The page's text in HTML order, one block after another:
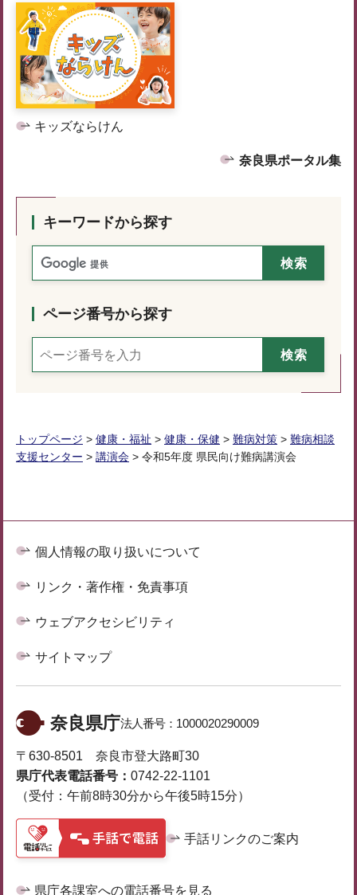
キッズならけん
奈良県ポータル集
キーワードから探す
ページ番号から探す
トップページ > 健康・福祉 > 健康・保健 > 難病対策 > 難病相談
支援センター > 講演会 > 令和5年度 県民向け難病講演会
個人情報の取り扱いについて
リンク・著作権・免責事項
ウェブアクセシビリティ
サイトマップ
奈良県庁法人番号： 1000020290009
〒630-8501 奈良市登大路町30
県庁代表電話番号： 0742-22-1101
（受付：午前8時30分から午後5時15分）
手話リンクのご案内
県庁各課室への電話番号を見る